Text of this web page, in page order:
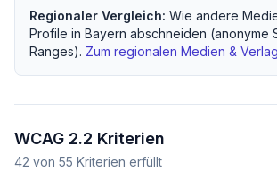
Regionaler Vergleich: Wie andere
Profile in Bayern abschneiden (anonyme
Ranges). Zum regionalen Medien &
WCAG 2.2 Kriterien
42 von 55 Kriterien erfüllt